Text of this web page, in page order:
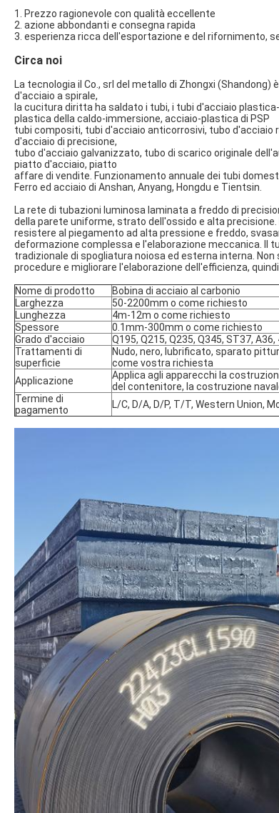
1. Prezzo ragionevole con qualità eccellente
2. azione abbondanti e consegna rapida
3. esperienza ricca dell'esportazione e del rifornimento,
Circa noi
La tecnologia il Co., srl del metallo di Zhongxi
d'acciaio a spirale,
la cucitura diritta ha saldato i tubi, i tubi d'acciaio
plastica della caldo-immersione, acciaio-plastica di PSP
tubi compositi, tubi d'acciaio anticorrosivi, tubo
d'acciaio di precisione,
tubo d'acciaio galvanizzato, tubo di scarico originale
piatto d'acciaio, piatto
affare di vendite. Funzionamento annuale dei tubi
Ferro ed acciaio di Anshan, Anyang, Hongdu e Tientsin.
La rete di tubazioni luminosa laminata a freddo di
della parete uniforme, strato dell'ossido e alta
resistere al piegamento ad alta pressione e freddo,
deformazione complessa e l'elaborazione meccanica. Il
tradizionale di spogliatura noiosa ed esterna interna.
procedure e migliorare l'elaborazione dell'efficienza,
Nome di prodotto
Bobina di acciaio al carbonio
Larghezza
50-2200mm o come richiesto
Lunghezza
4m-12m o come richiesto
Spessore
0.1mm-300mm o come richiesto
Grado d'acciaio
Q195, Q215, Q235, Q345, ST37, A36,
Trattamenti di
superficie
Nudo, nero, lubrificato, sparato
come vostra richiesta
Applicazione
Applica agli apparecchi la
del contenitore, la costruzione
Termine di
pagamento
L/C, D/A, D/P, T/T, Western Union,